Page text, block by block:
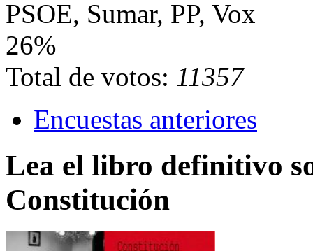
PSOE, Sumar, PP, Vox
26%
Total de votos: 11357
Encuestas anteriores
Lea el libro definitivo
Constitución